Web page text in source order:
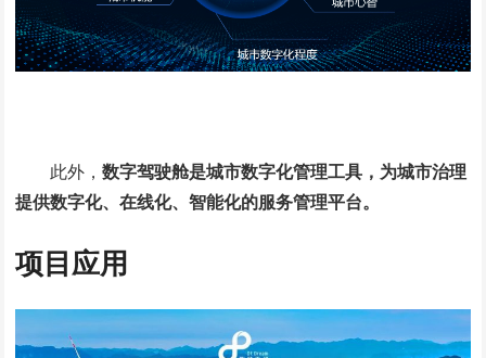
此外，数字驾驶舱是城市数字化管理工具，为城市治理
提供数字化、在线化、智能化的服务管理平台。
项目应用